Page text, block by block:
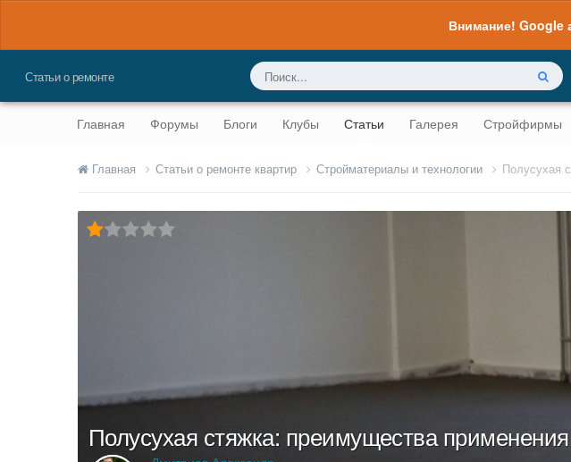
Внимание! Google
Статьи о ремонте
Главная Форумы Блоги Клубы Статьи Галерея Стройфирмы
Главная Статьи о ремонте квартир Стройматериалы и технологии Полусухая
Полусухая стяжка: преимущества